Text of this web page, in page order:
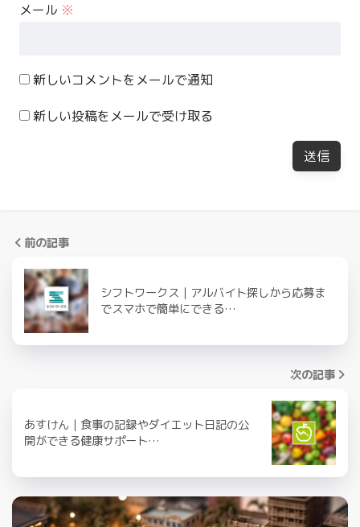
メール ※
新しいコメントをメールで通知
新しい投稿をメールで受け取る
前の記事
シフトワークス｜アルバイト探しから応募ま
でスマホで簡単にできる…
次の記事
あすけん｜食事の記録やダイエット日記の公
開ができる健康サポート…